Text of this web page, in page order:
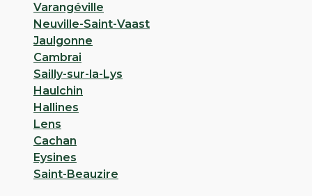
Varangéville
Neuville-Saint-Vaast
Jaulgonne
Cambrai
Sailly-sur-la-Lys
Haulchin
Hallines
Lens
Cachan
Eysines
Saint-Beauzire